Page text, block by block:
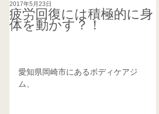
疲労回復には積極的に身
体を動かす？！
2017年5月23日
愛知県岡崎市にあるボディケアジ
ム、